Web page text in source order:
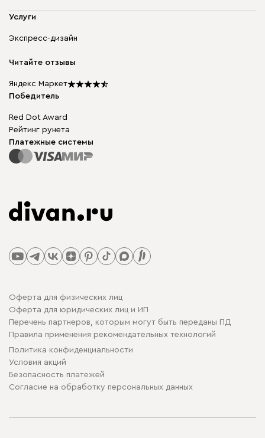
Доставка и оплата
диван.клуб
Карьера
Мы в прессе
Мягкая мебель
Бескаркасная мебель
Столы и стулья
Услуги
Экспресс-дизайн
Читайте отзывы
Яндекс Маркет
Победитель
Red Dot Award
Рейтинг рунета
Платежные системы
Оферта для физических лиц
Оферта для юридических лиц и ИП
Перечень партнеров, которым могут быть переданы ПД
Правила применения рекомендательных технологий
Политика конфиденциальности
Условия акций
Безопасность платежей
Cогласие на обработку персональных данных